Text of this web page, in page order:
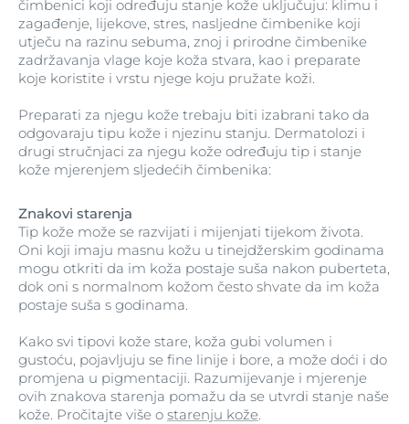
čimbenici koji određuju stanje kože uključuju: klimu i
zagađenje, lijekove, stres, nasljedne čimbenike koji
utječu na razinu sebuma, znoj i prirodne čimbenike
zadržavanja vlage koje koža stvara, kao i preparate
koje koristite i vrstu njege koju pružate koži.
Preparati za njegu kože trebaju biti izabrani tako da
odgovaraju tipu kože i njezinu stanju. Dermatolozi i
drugi stručnjaci za njegu kože određuju tip i stanje
kože mjerenjem sljedećih čimbenika:
Znakovi starenja
Tip kože može se razvijati i mijenjati tijekom života.
Oni koji imaju masnu kožu u tinejdžerskim godinama
mogu otkriti da im koža postaje suša nakon puberteta,
dok oni s normalnom kožom često shvate da im koža
postaje suša s godinama.
Kako svi tipovi kože stare, koža gubi volumen i
gustoću, pojavljuju se fine linije i bore, a može doći i do
promjena u pigmentaciji. Razumijevanje i mjerenje
ovih znakova starenja pomažu da se utvrdi stanje naše
kože. Pročitajte više o starenju kože.